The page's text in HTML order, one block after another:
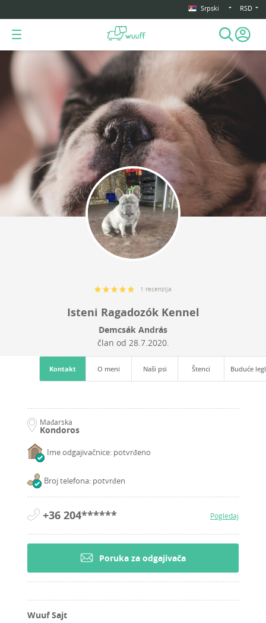
Srpski RSD
1 recenzija
Isteni Ragadozók Kennel
Demcsák András
član od 28.7.2020.
Kontakt O meni Naši psi Štenci Buduće
Mađarska
Kondoros
Ime odgajivačnice: potvrđeno
Broj telefona: potvrđen
+36 204****** Pogledaj
Poruka za odgajivača
Wuuf Sajt